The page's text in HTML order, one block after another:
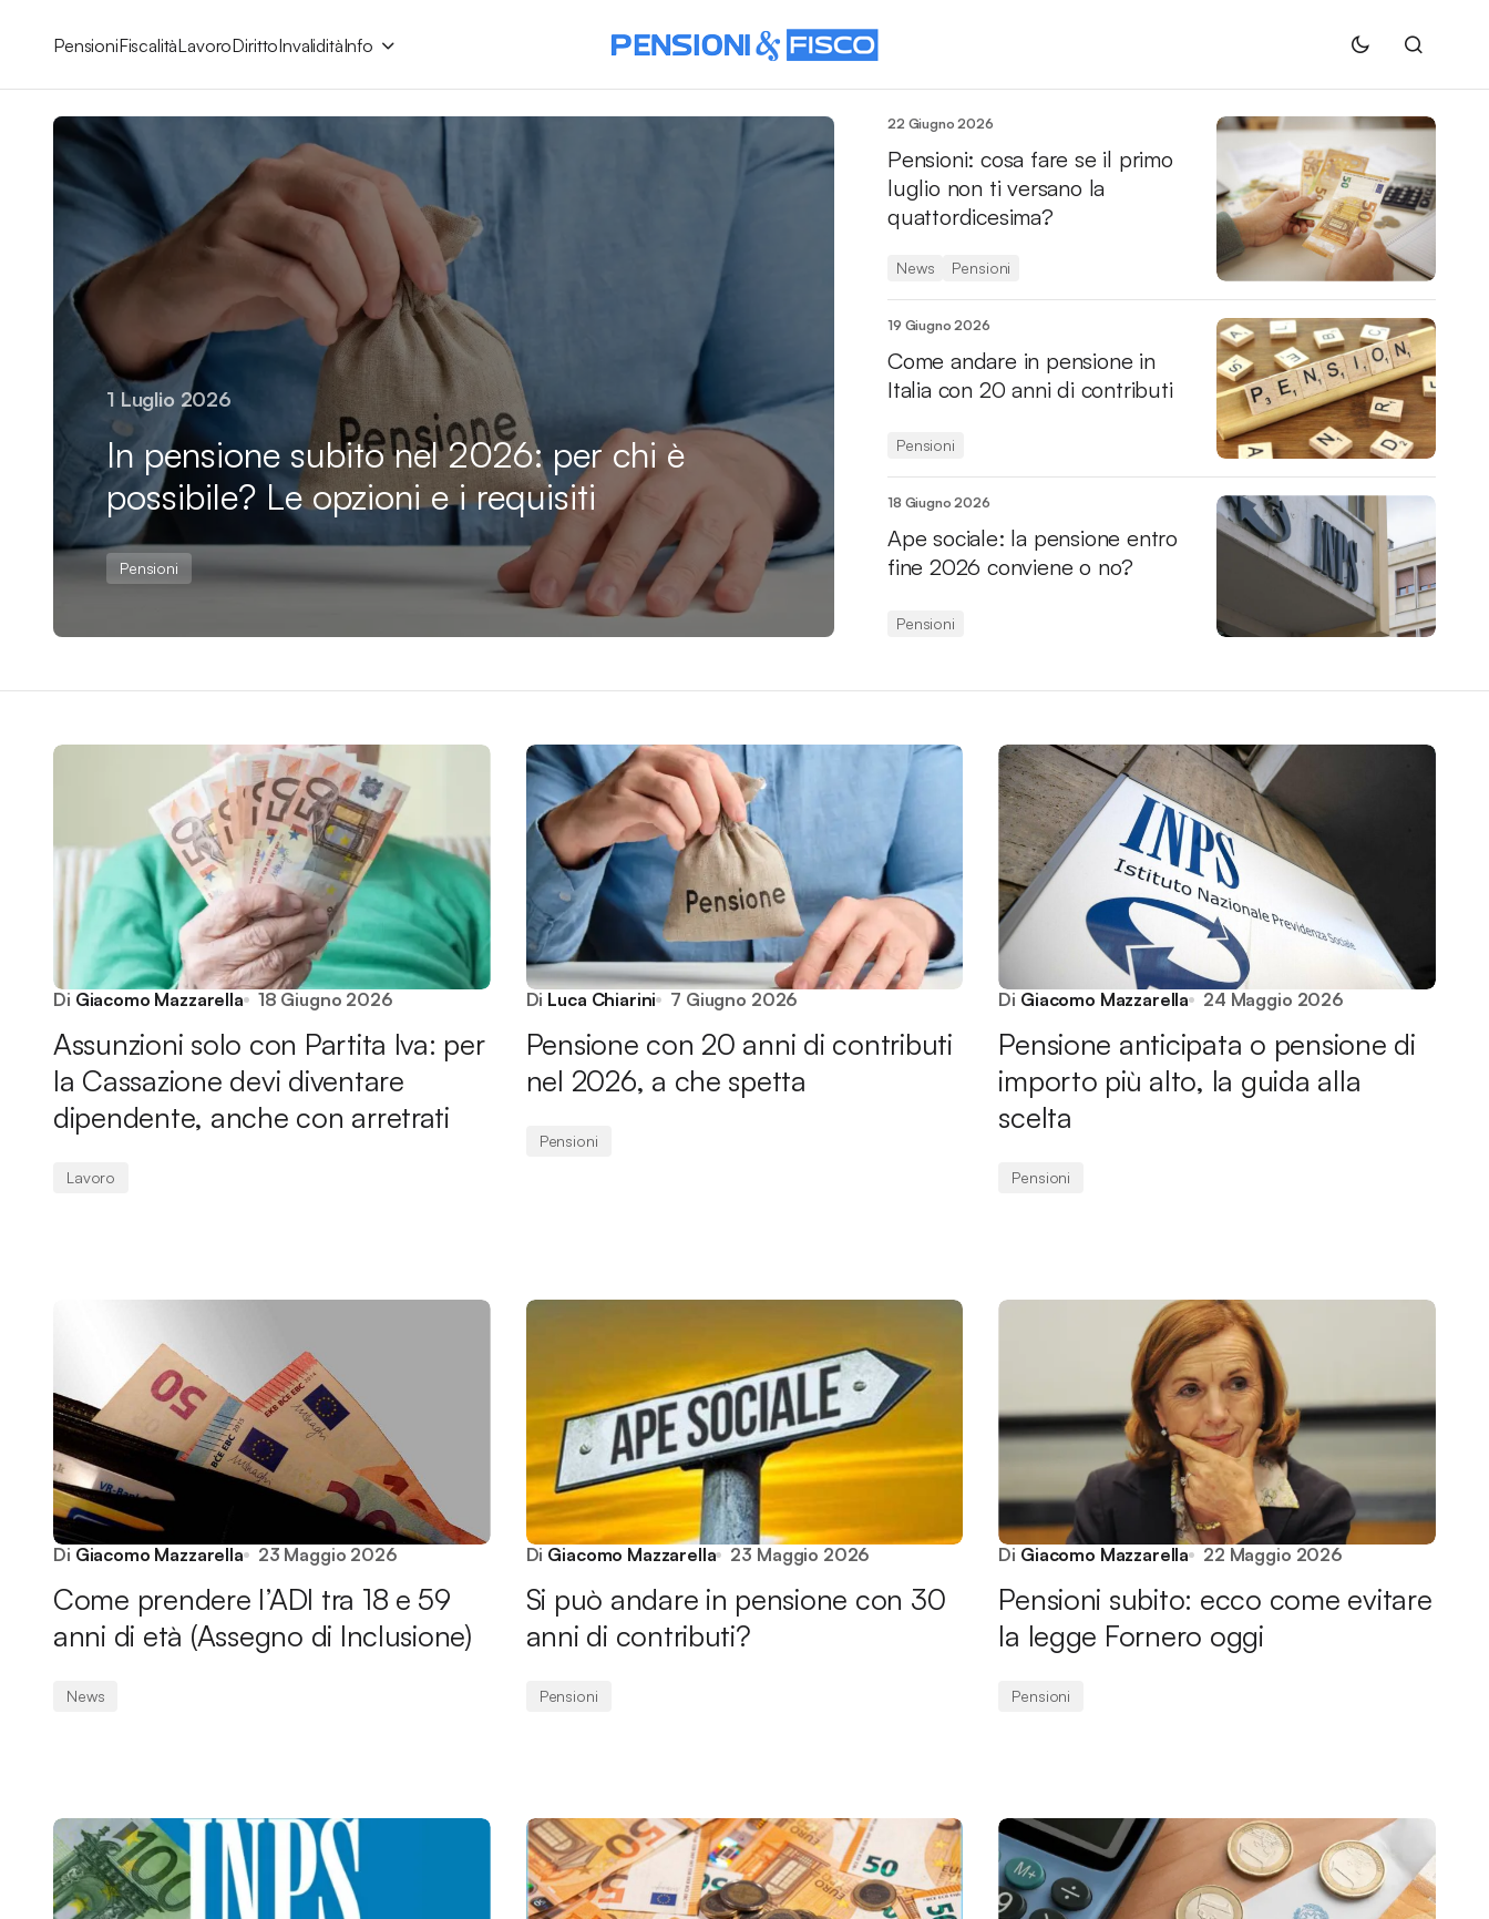
PensioniFiscalitàLavoroDirittoInvaliditàInfo
1 Luglio 2026
In pensione subito nel 2026: per chi è
possibile? Le opzioni e i requisiti
Pensioni
22 Giugno 2026
Pensioni: cosa fare se il primo
luglio non ti versano la
quattordicesima?
News Pensioni
19 Giugno 2026
Come andare in pensione in
Italia con 20 anni di contributi
Pensioni
18 Giugno 2026
Ape sociale: la pensione entro
fine 2026 conviene o no?
Pensioni
Di Giacomo Mazzarella 18 Giugno 2026
Assunzioni solo con Partita Iva: per
la Cassazione devi diventare
dipendente, anche con arretrati
Lavoro
Di Luca Chiarini 7 Giugno 2026
Pensione con 20 anni di contributi
nel 2026, a che spetta
Pensioni
Di Giacomo Mazzarella 24 Maggio 2026
Pensione anticipata o pensione di
importo più alto, la guida alla
scelta
Pensioni
Di Giacomo Mazzarella 23 Maggio 2026
Come prendere l’ADI tra 18 e 59
anni di età (Assegno di Inclusione)
News
Di Giacomo Mazzarella 23 Maggio 2026
Si può andare in pensione con 30
anni di contributi?
Pensioni
Di Giacomo Mazzarella 22 Maggio 2026
Pensioni subito: ecco come evitare
la legge Fornero oggi
Pensioni